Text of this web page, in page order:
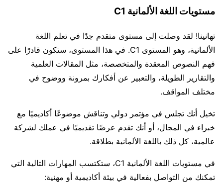
مستويات اللغة الألمانية C1
تهانينا! لقد وصلت إلى مستوى متقدم جدًا في تعلم اللغة
الألمانية، وهو المستوى C1. في هذا المستوى، ستكون قادرًا على
فهم النصوص المعقدة والمتخصصة، مثل المقالات العلمية
والتقارير الطويلة، والتعبير عن أفكارك بمرونة ووضوح في
مختلف المواقف.
تخيل أنك تجلس في مؤتمر دولي وتناقش موضوعًا أكاديميًا مع
خبراء في المجال، أو أنك تقدم عرضًا تقديميًا في عملك لشركة
عالمية، كل ذلك باللغة الألمانية بطلاقة.
في مستويات اللغة الألمانية C1، ستكتسب المهارات التالية التي
تمكنك من التواصل بفعالية في بيئة أكاديمية أو مهنية: